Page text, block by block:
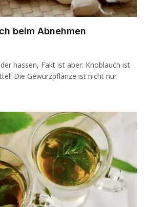
beim Abnehmen
hassen, Fakt ist aber: Knoblauch ist
Die Gewürzpflanze ist nicht nur